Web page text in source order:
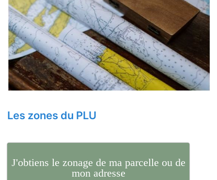
Les zones du PLU
J'obtiens le zonage de ma parcelle ou de
mon adresse